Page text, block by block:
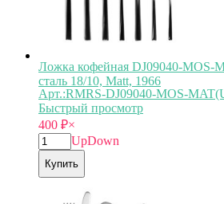
Ложка кофейная DJ09040-MOS-
сталь 18/10, Matt, 1966
Арт.:RMRS-DJ09040-MOS-
Быстрый просмотр
400 ₽×
UpDown
Купить